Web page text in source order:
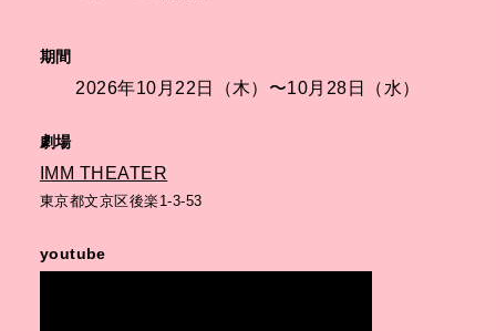
期間
2026年10月22日（木）〜10月28日（水）
劇場
IMM THEATER
東京都文京区後楽1-3-53
youtube